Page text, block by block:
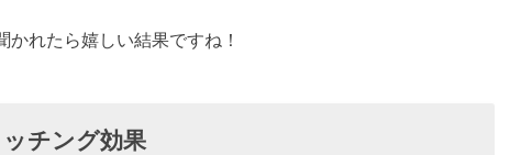
れたら嬉しい結果ですね！
チング効果